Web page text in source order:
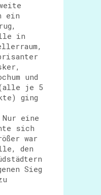
ein
in
und
(alle je 5
ging
eine
sich
war
den
Sieg